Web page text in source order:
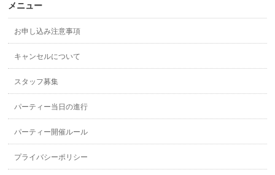
メニュー
お申し込み注意事項
キャンセルについて
スタッフ募集
パーティー当日の進行
パーティー開催ルール
プライバシーポリシー